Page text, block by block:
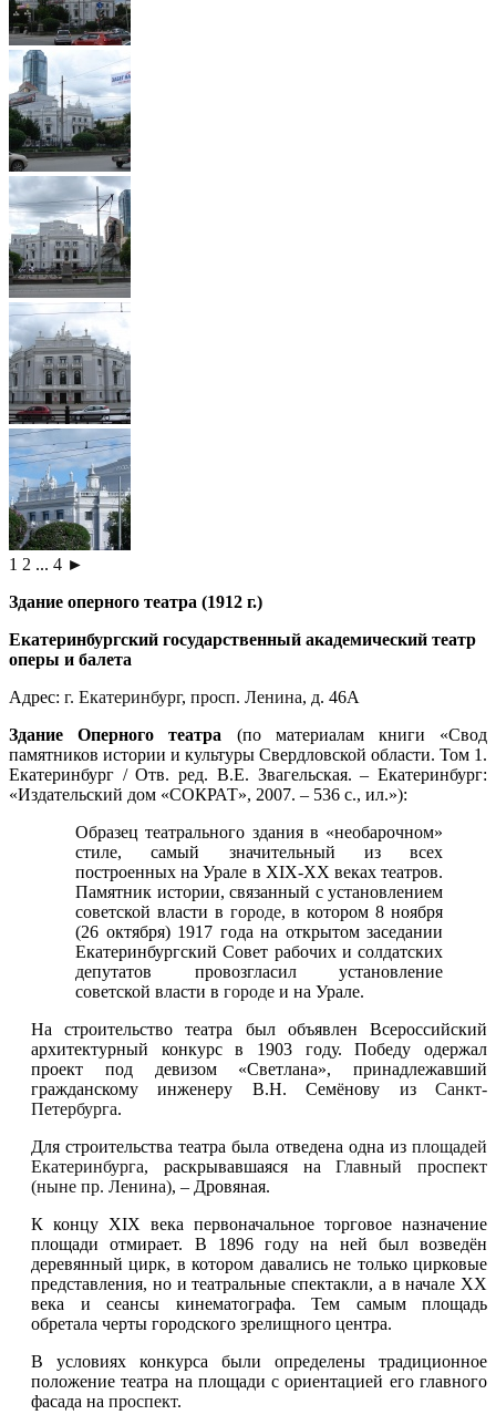
1 2 ... 4 ►
Здание оперного театра (1912 г.)
Екатеринбургский государственный академический театр
оперы и балета
Адрес: г. Екатеринбург, просп. Ленина, д. 46А
Здание Оперного театра (по материалам книги «Свод
памятников истории и культуры Свердловской области. Том 1.
Екатеринбург / Отв. ред. В.Е. Звагельская. – Екатеринбург:
«Издательский дом «СОКРАТ», 2007. – 536 с., ил.»):
Образец театрального здания в «необарочном»
стиле, самый значительный из всех
построенных на Урале в XIX-XX веках театров.
Памятник истории, связанный с установлением
советской власти в городе, в котором 8 ноября
(26 октября) 1917 года на открытом заседании
Екатеринбургский Совет рабочих и солдатских
депутатов провозгласил установление
советской власти в городе и на Урале.
На строительство театра был объявлен Всероссийский
архитектурный конкурс в 1903 году. Победу одержал
проект под девизом «Светлана», принадлежавший
гражданскому инженеру В.Н. Семёнову из Санкт-
Петербурга.
Для строительства театра была отведена одна из площадей
Екатеринбурга, раскрывавшаяся наГлавный проспект
(ныне пр. Ленина), – Дровяная.
К концу XIX века первоначальное торговое назначение
площади отмирает. В 1896 году на ней был возведён
деревянный цирк, в котором давались не только цирковые
представления, но и театральные спектакли, а в начале XX
века и сеансы кинематографа. Тем самым площадь
обретала черты городского зрелищного центра.
В условиях конкурса были определены традиционное
положение театра на площади с ориентацией его главного
фасада на проспект.